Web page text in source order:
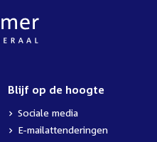
Blijf op de hoogte
Sociale media
E-mailattenderingen